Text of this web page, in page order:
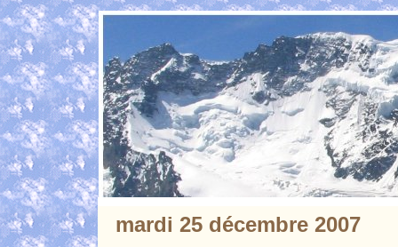
mardi 25 décembre 2007